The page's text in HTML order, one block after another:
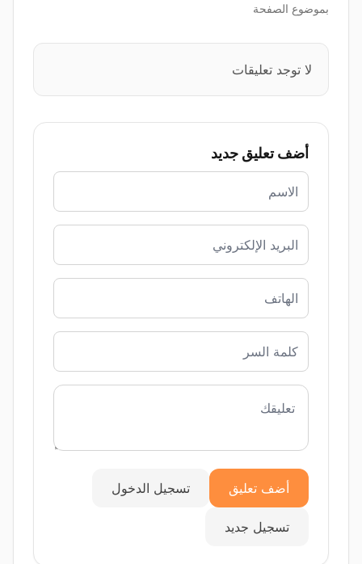
بموضوع الصفحة
لا توجد تعليقات
أضف تعليق جديد
أضف تعليق تسجيل الدخول
تسجيل جديد